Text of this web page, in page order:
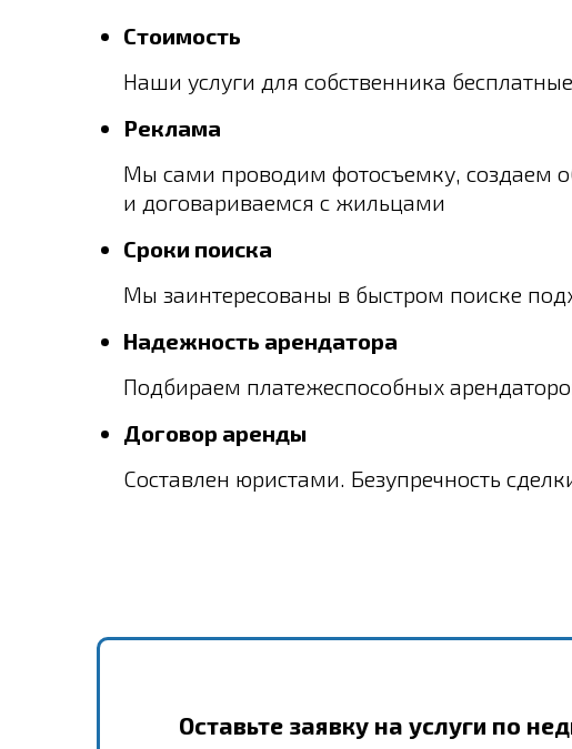
Стоимость
Наши услуги для собственника бесплатные
Реклама
Мы сами проводим фотосъемку, создаем
и договариваемся с жильцами
Сроки поиска
Мы заинтересованы в быстром поиске
Надежность арендатора
Подбираем платежеспособных
Договор аренды
Составлен юристами. Безупречность
Оставьте заявку на услуги по